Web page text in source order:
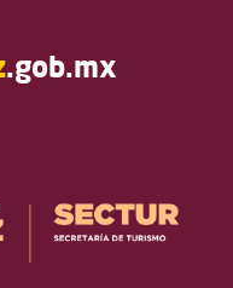
.gob.mx